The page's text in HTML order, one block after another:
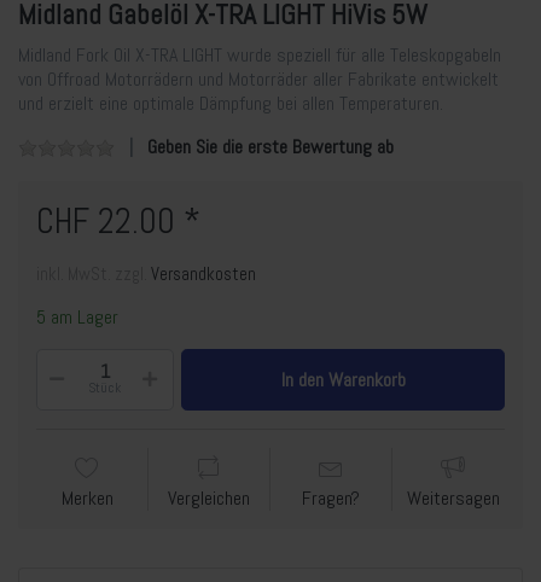
Midland Gabelöl X-TRA LIGHT HiVis 5W
Midland Fork Oil X-TRA LIGHT wurde speziell für alle Teleskopgabeln
von Offroad Motorrädern und Motorräder aller Fabrikate entwickelt
und erzielt eine optimale Dämpfung bei allen Temperaturen.
Geben Sie die erste Bewertung ab
CHF 22.00 *
Versandkosten
5 am Lager
Stück In den Warenkorb
Merken Vergleichen Fragen? Weitersagen